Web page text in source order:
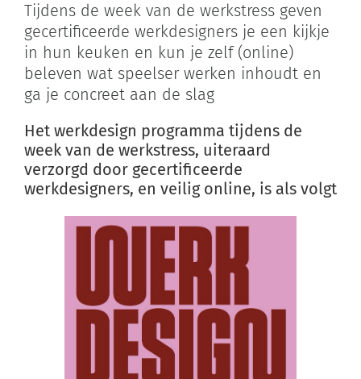
Tijdens de week van de werkstress geven
gecertificeerde werkdesigners je een kijkje
in hun keuken en kun je zelf (online)
beleven wat speelser werken inhoudt en
ga je concreet aan de slag
Het werkdesign programma tijdens de
week van de werkstress, uiteraard
verzorgd door gecertificeerde
werkdesigners, en veilig online, is als volgt